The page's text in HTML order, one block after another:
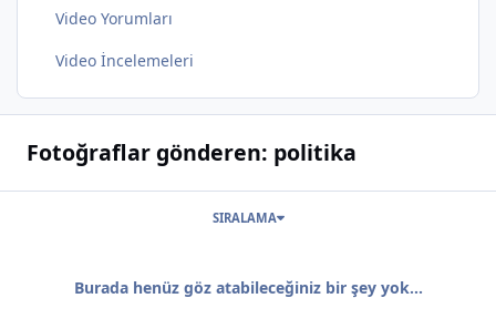
Video Yorumları
Video İncelemeleri
Fotoğraflar gönderen: politika
SIRALAMA
Burada henüz göz atabileceğiniz bir şey yok...